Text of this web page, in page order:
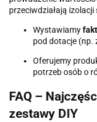
przeciwdziałają izolacji
Wystawiamy
pod dotacje (np.
Oferujemy
potrzeb osób o
FAQ –
zestawy DIY